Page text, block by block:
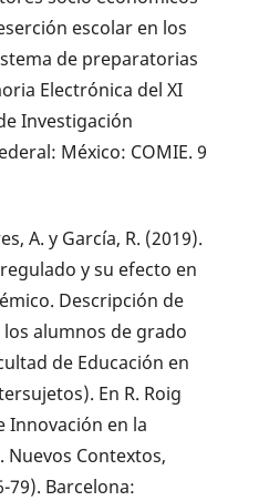
escolar en los
de preparatorias
Electrónica del XI
Investigación
México: COMIE. 9
A. y García, R. (2019).
y su efecto en
Descripción de
alumnos de grado
de Educación en
En R. Roig
Innovación en la
Nuevos Contextos,
79). Barcelona: